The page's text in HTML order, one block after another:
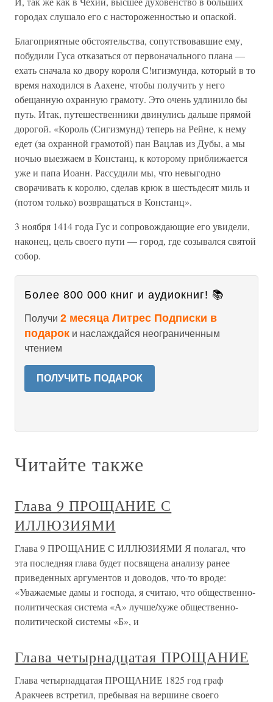
городах слушало его с настороженностью и опаской.
Благоприятные обстоятельства, сопутствовавшие ему,
побудили Гуса отказаться от первоначального плана —
ехать сначала ко двору короля С!игизмунда, который в то
время находился в Аахене, чтобы получить у него
обещанную охранную грамоту. Это очень удлинило бы
путь. Итак, путешественники двинулись дальше прямой
дорогой. «Король (Сигизмунд) теперь на Рейне, к нему
едет (за охранной грамотой) пан Вацлав из Дубы, а мы
ночью выезжаем в Констанц, к которому приближается
уже и папа Иоанн. Рассудили мы, что невыгодно
сворачивать к королю, сделав крюк в шестьдесят миль и
(потом только) возвращаться в Констанц».
3 ноября 1414 года Гус и сопровождающие его увидели,
наконец, цель своего пути — город, где созывался святой
собор.
Более 800 000 книг и аудиокниг! 📚
Получи 2 месяца Литрес Подписки в
подарок и наслаждайся неограниченным
чтением
ПОЛУЧИТЬ ПОДАРОК
Читайте также
Глава 9 ПРОЩАНИЕ С
ИЛЛЮЗИЯМИ
Глава 9 ПРОЩАНИЕ С ИЛЛЮЗИЯМИ Я полагал, что
эта последняя глава будет посвящена анализу ранее
приведенных аргументов и доводов, что-то вроде:
«Уважаемые дамы и господа, я считаю, что общественно-
политическая система «А» лучше/хуже общественно-
политической системы «Б», и
Глава четырнадцатая ПРОЩАНИЕ
Глава четырнадцатая ПРОЩАНИЕ 1825 год граф
Аракчеев встретил, пребывая на вершине своего